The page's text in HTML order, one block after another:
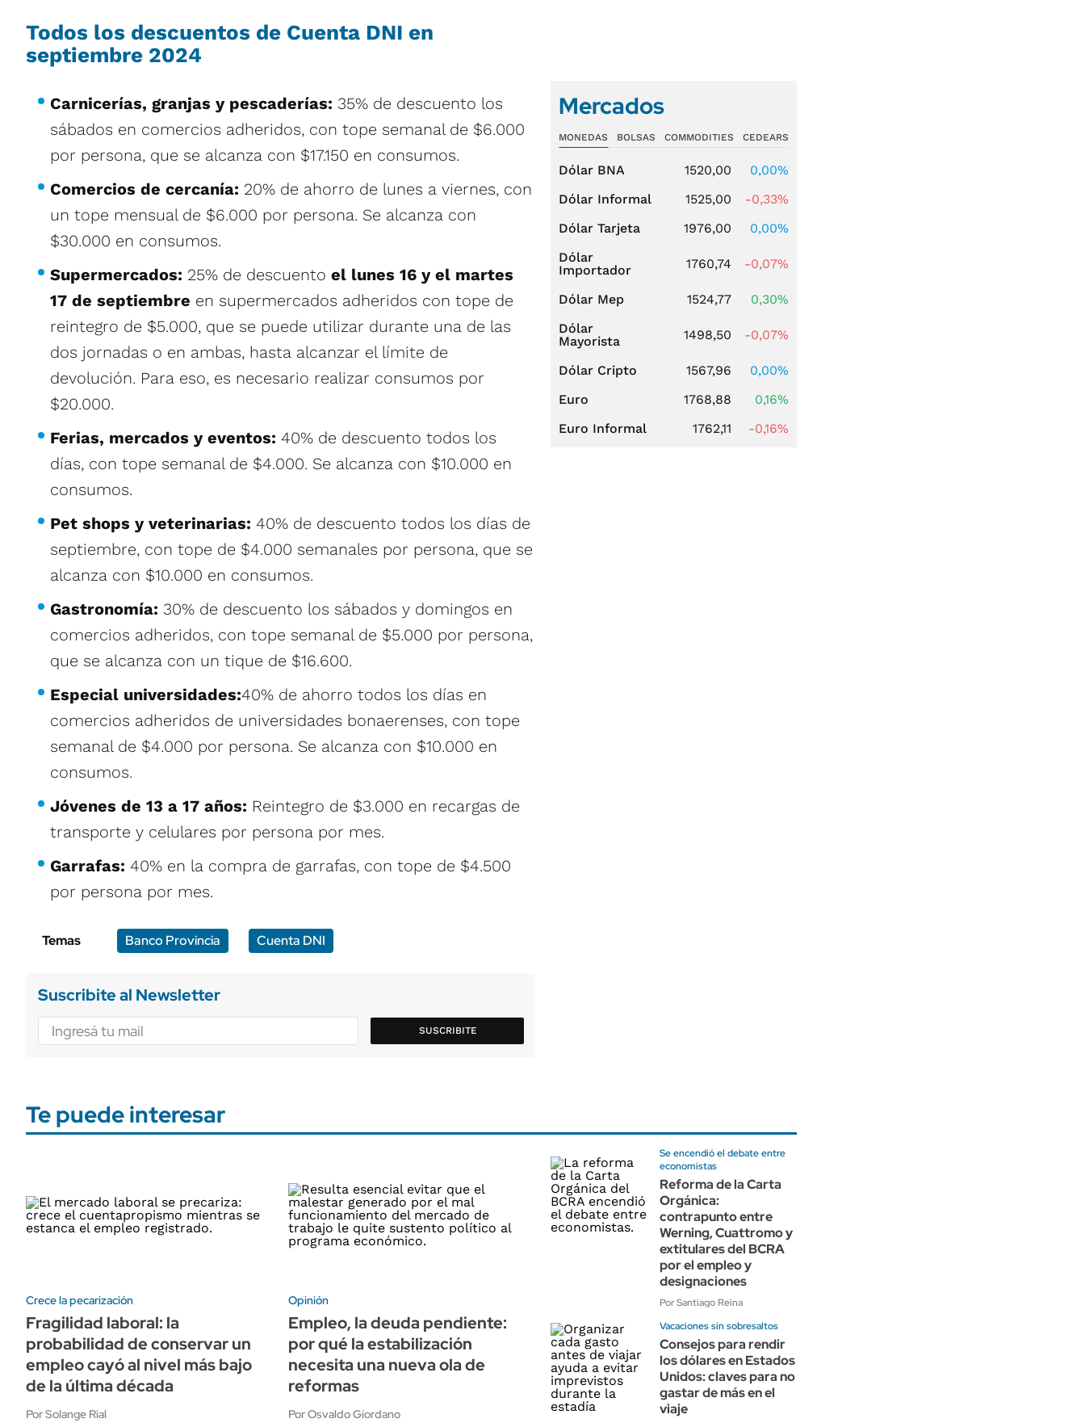
Todos los descuentos de Cuenta DNI en
septiembre 2024
Carnicerías, granjas y pescaderías: 35% de descuento los
sábados en comercios adheridos, con tope semanal de $6.000
por persona, que se alcanza con $17.150 en consumos.
Comercios de cercanía: 20% de ahorro de lunes a viernes, con
un tope mensual de $6.000 por persona. Se alcanza con
$30.000 en consumos.
Supermercados: 25% de descuento el lunes 16 y el martes
17 de septiembre en supermercados adheridos con tope de
reintegro de $5.000, que se puede utilizar durante una de las
dos jornadas o en ambas, hasta alcanzar el límite de
devolución. Para eso, es necesario realizar consumos por
$20.000.
Ferias, mercados y eventos: 40% de descuento todos los
días, con tope semanal de $4.000. Se alcanza con $10.000 en
consumos.
Pet shops y veterinarias: 40% de descuento todos los días de
septiembre, con tope de $4.000 semanales por persona, que se
alcanza con $10.000 en consumos.
Gastronomía: 30% de descuento los sábados y domingos en
comercios adheridos, con tope semanal de $5.000 por persona,
que se alcanza con un tique de $16.600.
Especial universidades:40% de ahorro todos los días en
comercios adheridos de universidades bonaerenses, con tope
semanal de $4.000 por persona. Se alcanza con $10.000 en
consumos.
Jóvenes de 13 a 17 años: Reintegro de $3.000 en recargas de
transporte y celulares por persona por mes.
Garrafas: 40% en la compra de garrafas, con tope de $4.500
por persona por mes.
Temas Banco Provincia Cuenta DNI
Suscribite al Newsletter
SUSCRIBITE
Mercados
MONEDAS BOLSAS COMMODITIES CEDEARS
Dólar BNA 1520,00
0,00%
Dólar Informal
1525,00
-0,33%
Dólar Tarjeta
1976,00
0,00%
Dólar
Importador
1760,74 -0,07%
Dólar Mep 1524,77
0,30%
Dólar
Mayorista
1498,50 -0,07%
Dólar Cripto 1567,96
0,00%
Euro
1768,88
0,16%
Euro Informal
1762,11 -0,16%
Te puede interesar
Crece la pecarización
Fragilidad laboral: la
probabilidad de conservar un
empleo cayó al nivel más bajo
de la última década
Por Solange Rial
Opinión
Empleo, la deuda pendiente:
por qué la estabilización
necesita una nueva ola de
reformas
Por Osvaldo Giordano
Se encendió el debate entre
economistas
Reforma de la Carta
Orgánica:
contrapunto entre
Werning, Cuattromo y
extitulares del BCRA
por el empleo y
designaciones
Por Santiago Reina
Vacaciones sin sobresaltos
Consejos para rendir
los dólares en Estados
Unidos: claves para no
gastar de más en el
viaje